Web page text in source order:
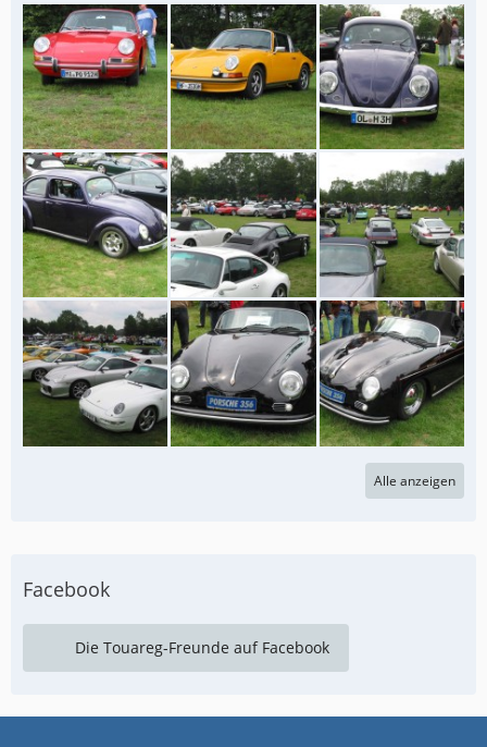
Alle anzeigen
Facebook
Die Touareg-Freunde auf Facebook